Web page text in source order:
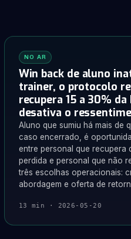
NO AR
Win back de aluno
trainer, o protocolo
recupera 15 a 30%
desativa o
Aluno que sumiu há mais de
caso encerrado, é
entre personal que recupera
perdida e personal que não
três escolhas operacionais:
abordagem e oferta de
13 min · 2026-05-20